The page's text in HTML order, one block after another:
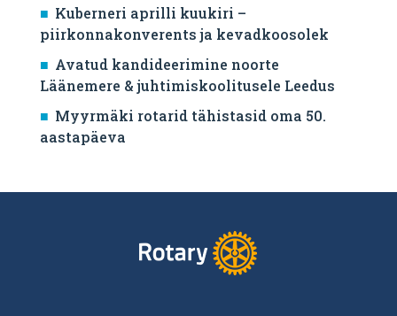
Kuberneri aprilli kuukiri –
piirkonnakonverents ja kevadkoosolek
Avatud kandideerimine noorte
Läänemere & juhtimiskoolitusele Leedus
Myyrmäki rotarid tähistasid oma 50.
aastapäeva